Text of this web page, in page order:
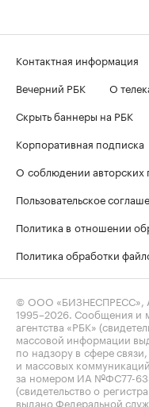
Контактная информация
Вечерний РБК
О
Скрыть баннеры на РБК
Корпоративная подписка
О соблюдении авторских
Пользовательское
Политика в отношении
Политика обработки
© ООО «БИЗНЕСПРЕСС»,
1995–2026 . Сообщения и
агентства «РБК»
массовой информации
по надзору в сфере
и массовых
за номером ИА №ФС77-
(свидетельство о
выдано Федеральной